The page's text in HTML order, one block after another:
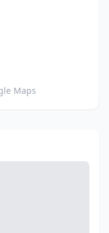
Maps